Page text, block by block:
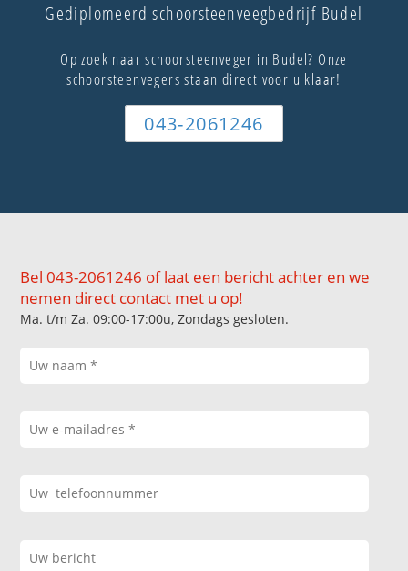
Gediplomeerd schoorsteenveegbedrijf Budel
Op zoek naar schoorsteenveger in Budel? Onze
schoorsteenvegers staan direct voor u klaar!
043-2061246
Bel 043-2061246 of laat een bericht achter en we
nemen direct contact met u op!
Ma. t/m Za. 09:00-17:00u, Zondags gesloten.